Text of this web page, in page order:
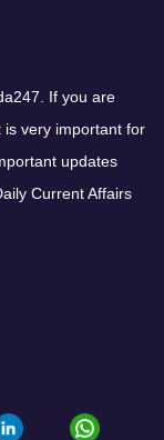
If you are
is very important for
updates
Current Affairs